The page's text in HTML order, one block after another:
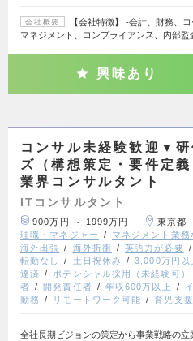
会社概要
【会社特徴】 ‐会計、財務、
マネジメント、コンプライアンス、内部
興味あり
コンサル未経験歓迎▼
ズ（構想策定・要件定
業界コンサルタント
ITコンサルタント
900万円 ～ 1999万円 東京都
理職・マネジャー
マネジメント業務
海外出張
海外折衝 英語力が必要
転勤なし
土日祝休み 3,000万円以
達済
ポテンシャル採用（未経験可）
者
開発責任者 年収600万以上
勤務
リモートワーク可能 育児支
全社長期ビジョンの策定から事業戦略の立